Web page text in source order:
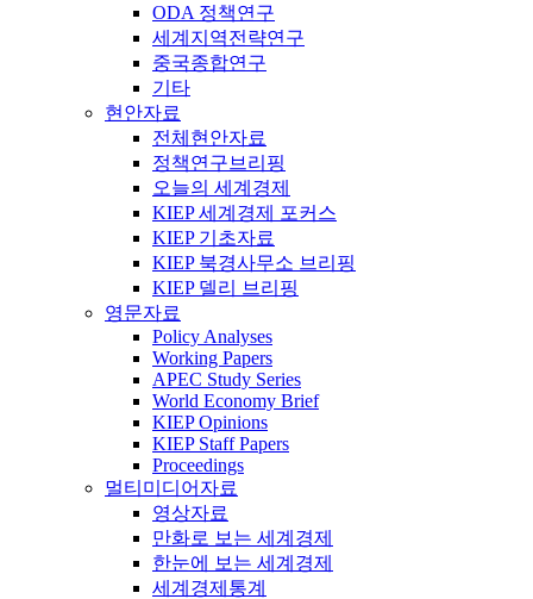
ODA 정책연구
세계지역전략연구
중국종합연구
기타
현안자료
전체현안자료
정책연구브리핑
오늘의 세계경제
KIEP 세계경제 포커스
KIEP 기초자료
KIEP 북경사무소 브리핑
KIEP 델리 브리핑
영문자료
Policy Analyses
Working Papers
APEC Study Series
World Economy Brief
KIEP Opinions
KIEP Staff Papers
Proceedings
멀티미디어자료
영상자료
만화로 보는 세계경제
한눈에 보는 세계경제
세계경제통계